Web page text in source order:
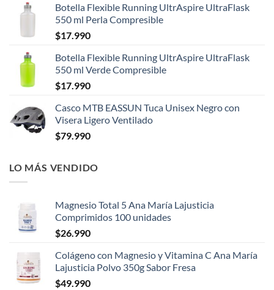
Botella Flexible Running UltrAspire UltraFlask
550 ml Perla Compresible
$17.990
Botella Flexible Running UltrAspire UltraFlask
550 ml Verde Compresible
$17.990
Casco MTB EASSUN Tuca Unisex Negro con
Visera Ligero Ventilado
$79.990
LO MÁS VENDIDO
Magnesio Total 5 Ana María Lajusticia
Comprimidos 100 unidades
$26.990
Colágeno con Magnesio y Vitamina C Ana María
Lajusticia Polvo 350g Sabor Fresa
$49.990